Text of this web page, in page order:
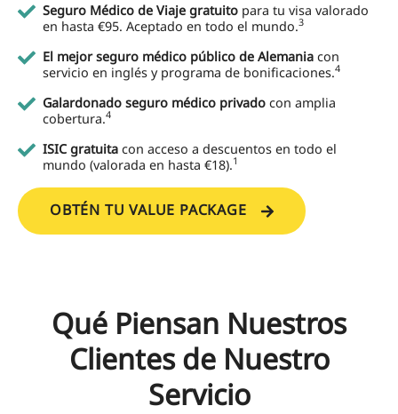
Seguro Médico de Viaje gratuito para tu visa valorado
en hasta €95. Aceptado en todo el mundo.3
El mejor seguro médico público de Alemania con
servicio en inglés y programa de bonificaciones.4
Galardonado seguro médico privado con amplia
cobertura.4
ISIC gratuita con acceso a descuentos en todo el
mundo (valorada en hasta €18).1
OBTÉN TU VALUE PACKAGE
Qué Piensan Nuestros
Clientes de Nuestro
Servicio